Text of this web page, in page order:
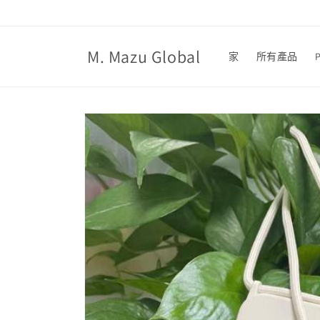
M. Mazu Global 家 所有產品
略過產
品資訊